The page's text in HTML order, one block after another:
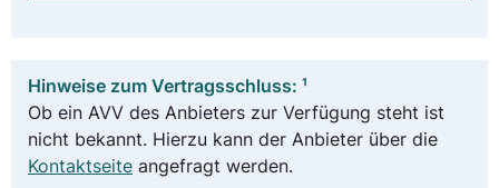
Hinweise zum Vertragsschluss: ¹
Ob ein AVV des Anbieters zur Verfügung steht ist
nicht bekannt. Hierzu kann der Anbieter über die
Kontaktseite angefragt werden.